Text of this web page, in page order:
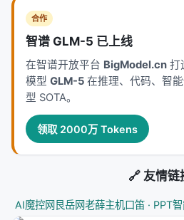
LLM 代理的演进。每一代方法
性三角中寻找平衡。稠密检索
毫秒级召回，但对领域迁移与
码器精度高但无法预计算文档
级联误差却面临索引更新难题
解、深度 CTR、序列
与生成式推荐（Gen-Rec），
为稀疏、物品_catalog_巨大、
LLM 提供语义先验与冷启动能
幻觉风险要求谨慎的系统设计
迭代、可验证、可规划」的过
合作
智谱 GLM-5 已上线
在智谱开放平台 BigModel.cn 打
模型 GLM-5 在推理、代码、智
型 SOTA。
领取 2000万 Tokens
🔗 友情链
AI魔控网 艮岳网老薛主机口笛 · PPT